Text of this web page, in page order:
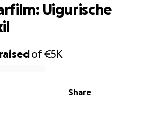
raisedof€5K
Share
Uigurische